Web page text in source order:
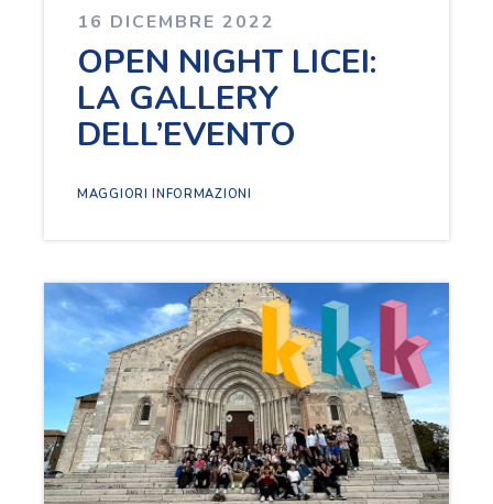
16 DICEMBRE 2022
OPEN NIGHT LICEI:
LA GALLERY
DELL’EVENTO
MAGGIORI INFORMAZIONI